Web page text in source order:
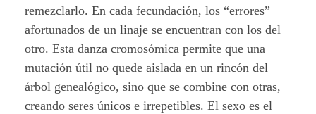
remezclarlo. En cada fecundación, los “errores”
afortunados de un linaje se encuentran con los del
otro. Esta danza cromosómica permite que una
mutación útil no quede aislada en un rincón del
árbol genealógico, sino que se combine con otras,
creando seres únicos e irrepetibles. El sexo es el